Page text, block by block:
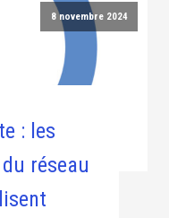
8 novembre 2024
: les
réseau